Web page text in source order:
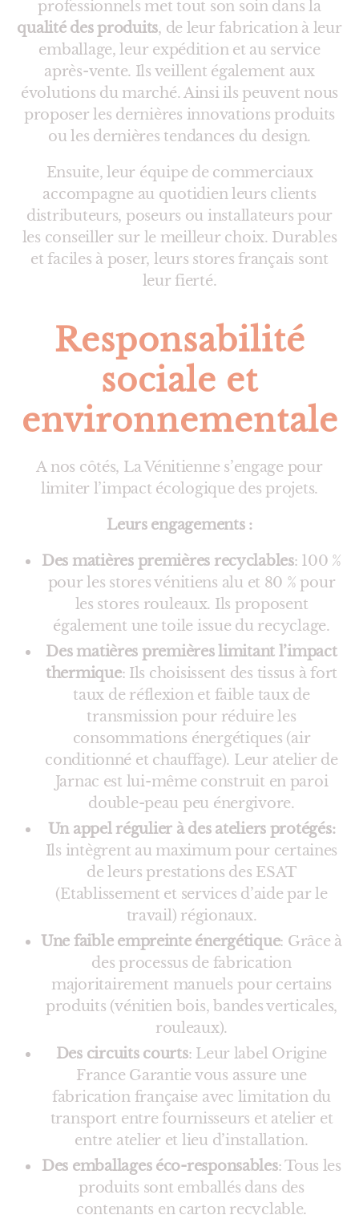
professionnels met tout son soin dans la
qualité des produits, de leur fabrication à leur
emballage, leur expédition et au service
après-vente. Ils veillent également aux
évolutions du marché. Ainsi ils peuvent nous
proposer les dernières innovations produits
ou les dernières tendances du design.
Ensuite, leur équipe de commerciaux
accompagne au quotidien leurs clients
distributeurs, poseurs ou installateurs pour
les conseiller sur le meilleur choix. Durables
et faciles à poser, leurs stores français sont
leur fierté.
Responsabilité
sociale et
environnementale
A nos côtés, La Vénitienne s’engage pour
limiter l’impact écologique des projets.
Leurs engagements :
Des matières premières recyclables: 100 %
pour les stores vénitiens alu et 80 % pour
les stores rouleaux. Ils proposent
également une toile issue du recyclage.
Des matières premières limitant l’impact
thermique: Ils choisissent des tissus à fort
taux de réflexion et faible taux de
transmission pour réduire les
consommations énergétiques (air
conditionné et chauffage). Leur atelier de
Jarnac est lui-même construit en paroi
double-peau peu énergivore.
Un appel régulier à des ateliers protégés:
Ils intègrent au maximum pour certaines
de leurs prestations des ESAT
(Etablissement et services d’aide par le
travail) régionaux.
Une faible empreinte énergétique: Grâce à
des processus de fabrication
majoritairement manuels pour certains
produits (vénitien bois, bandes verticales,
rouleaux).
Des circuits courts: Leur label Origine
France Garantie vous assure une
fabrication française avec limitation du
transport entre fournisseurs et atelier et
entre atelier et lieu d’installation.
Des emballages éco-responsables: Tous les
produits sont emballés dans des
contenants en carton recyclable.